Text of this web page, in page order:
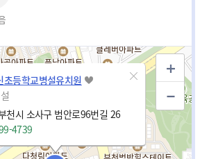
초등학교병설유치원
천시 소사구 범안로96번길 26
4739